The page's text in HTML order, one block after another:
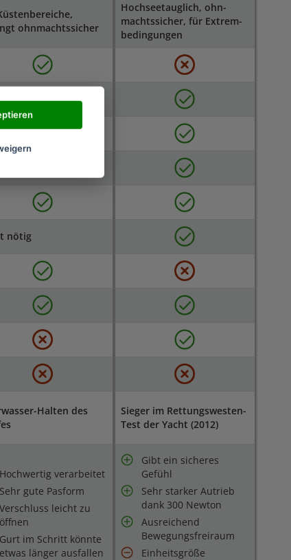
ohn­machts­si­cher
Hoch­see­taug­lich, ohn­
machts­si­cher, für Ext­rem­
be­din­gungen
nötig
nötig
Halten des
Sieger im Rettungswesten-
Test der Yacht (2012)
Hochwertig verarbeitet
Sehr gute Pasform
Verschluss leicht zu
öffnen
Gurt im Schritt könnte
etwas länger ausfallen
Gibt ein sicheres
Gefühl
Sehr starker Autrieb
dank 300 Newton
Ausreichend
Bewegungsfreiraum
Einheitsgröße